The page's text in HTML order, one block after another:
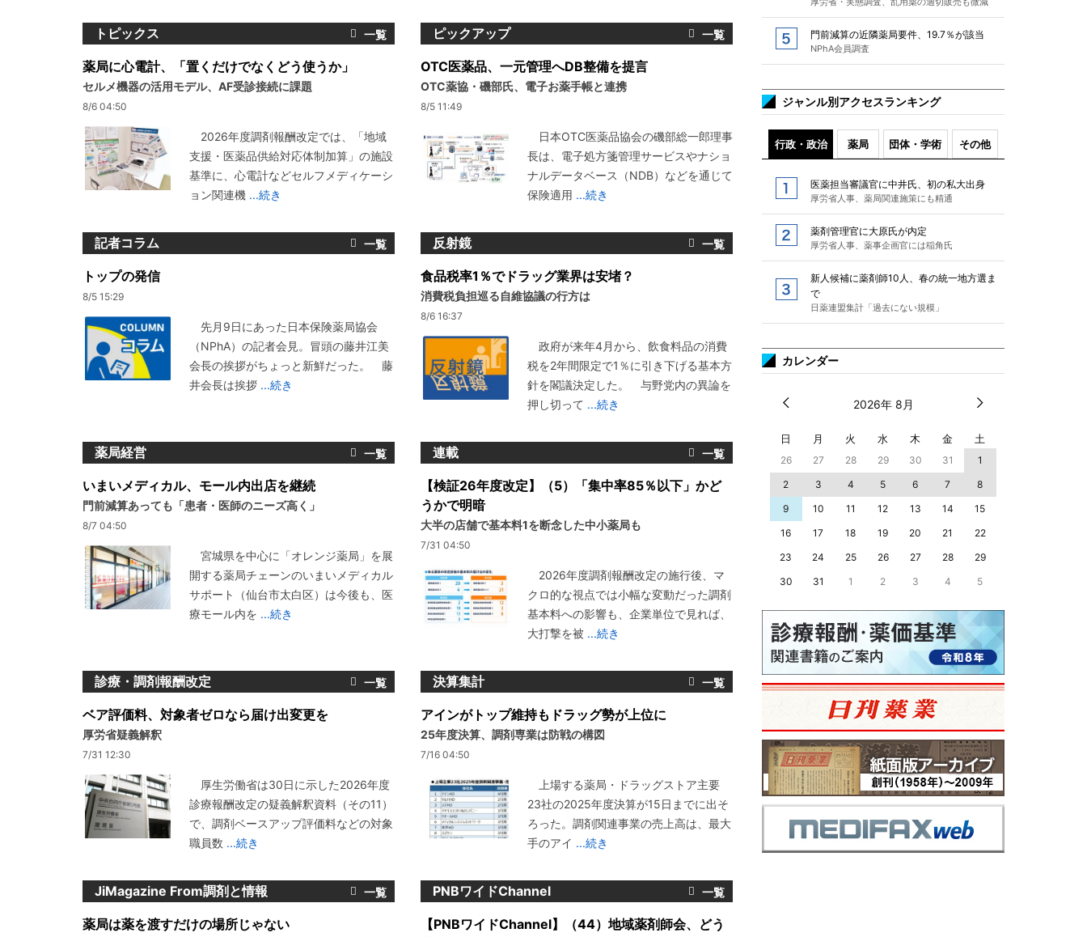
トピックス
薬局に心電計、「置くだけでなくどう使うか」
セルメ機器の活用モデル、AF受診接続に課題
8/6 04:50
2026年度調剤報酬改定では、「地域
支援・医薬品供給対応体制加算」の施設
基準に、心電計などセルフメディケーシ
ョン関連機 ...続き
ピックアップ
OTC医薬品、一元管理へDB整備を提言
OTC薬協・磯部氏、電子お薬手帳と連携
8/5 11:49
日本OTC医薬品協会の磯部総一郎理事
長は、電子処方箋管理サービスやナショ
ナルデータベース（NDB）などを通じて
保険適用 ...続き
記者コラム
トップの発信
8/5 15:29
先月9日にあった日本保険薬局協会
（NPhA）の記者会見。冒頭の藤井江美
会長の挨拶がちょっと新鮮だった。 藤
井会長は挨拶 ...続き
反射鏡
食品税率1％でドラッグ業界は安堵？
消費税負担巡る自維協議の行方は
8/6 16:37
政府が来年4月から、飲食料品の消費
税を2年間限定で1％に引き下げる基本方
針を閣議決定した。 与野党内の異論を
押し切って ...続き
薬局経営
いまいメディカル、モール内出店を継続
門前減算あっても「患者・医師のニーズ高く」
8/7 04:50
宮城県を中心に「オレンジ薬局」を展
開する薬局チェーンのいまいメディカル
サポート（仙台市太白区）は今後も、医
療モール内を ...続き
連載
【検証26年度改定】（5）「集中率85％以下」かど
うかで明暗
大半の店舗で基本料1を断念した中小薬局も
7/31 04:50
2026年度調剤報酬改定の施行後、マ
クロ的な視点では小幅な変動だった調剤
基本料への影響も、企業単位で見れば、
大打撃を被 ...続き
診療・調剤報酬改定
ベア評価料、対象者ゼロなら届け出変更を
厚労省疑義解釈
7/31 12:30
厚生労働省は30日に示した2026年度
診療報酬改定の疑義解釈資料（その11）
で、調剤ベースアップ評価料などの対象
職員数 ...続き
決算集計
アインがトップ維持もドラッグ勢が上位に
25年度決算、調剤専業は防戦の構図
7/16 04:50
上場する薬局・ドラッグストア主要
23社の2025年度決算が15日までに出そ
ろった。調剤関連事業の売上高は、最大
手のアイ ...続き
JiMagazine From調剤と情報
薬局は薬を渡すだけの場所じゃない
PNBワイドChannel
【PNBワイドChannel】（44）地域薬剤師会、どう
門前減算の近隣薬局要件、19.7％が該当
NPhA会員調査
ジャンル別アクセスランキング
行政・政治 薬局 団体・学術 その他
医薬担当審議官に中井氏、初の私大出身
厚労省人事、薬局関連施策にも精通
薬剤管理官に大原氏が内定
厚労省人事、薬事企画官には稲角氏
新人候補に薬剤師10人、春の統一地方選ま
で
日薬連盟集計「過去にない規模」
カレンダー
2026年 8月
日 月 火 水 木 金 土
26 27 28 29 30 31
1
2
3 4 5 6 7
8
9
10 11 12 13 14
15
16
17 18 19 20 21
22
23
24 25 26 27 28
29
30
31 1 2 3 4 5